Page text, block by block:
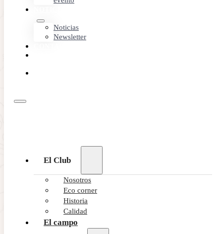
Noticias
Newsletter
El Club
Nosotros
Eco corner
Historia
Calidad
El campo